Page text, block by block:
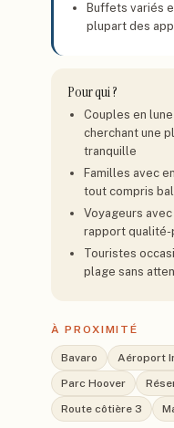
Buffets variés
plupart des
Pour qui ?
Couples en
cherchant une
tranquille
Familles avec
tout compris
Voyageurs
rapport qualité-
Touristes
plage sans
À PROXIMITÉ
Bavaro Aéroport
Parc Hoover
Route côtière 3